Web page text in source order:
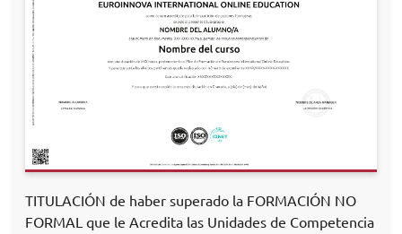
TITULACIÓN de haber superado la FORMACIÓN NO
FORMAL que le Acredita las Unidades de Competencia